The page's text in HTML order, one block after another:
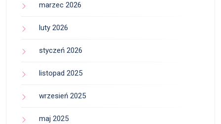
marzec 2026
luty 2026
styczeń 2026
listopad 2025
wrzesień 2025
maj 2025